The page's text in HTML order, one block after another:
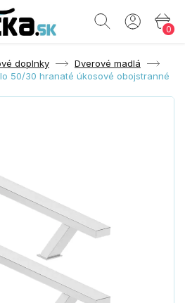
0
doplnky
Dverové madlá
50/30 hranaté úkosové obojstranné